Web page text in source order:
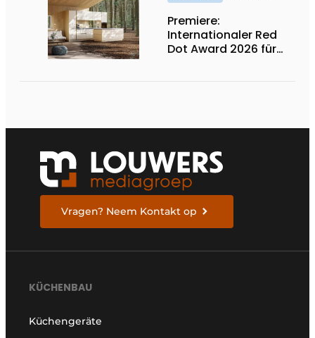
Premiere:
Internationaler Red
Dot Award 2026 für
Vragen? Neem Kontakt op
KÜCHENBAU
Küchengeräte